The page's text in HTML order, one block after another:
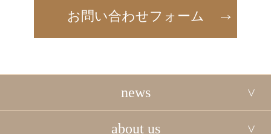
お問い合わせフォーム
news
about us